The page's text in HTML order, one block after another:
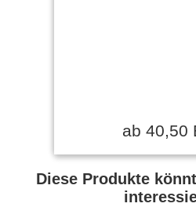
ab 40,50
Diese Produkte